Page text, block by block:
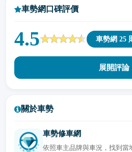
車勢網口碑評價
4.5 車勢網 25
展開評論
關於車勢
車勢修車網
依照車主品牌與車況，找到當